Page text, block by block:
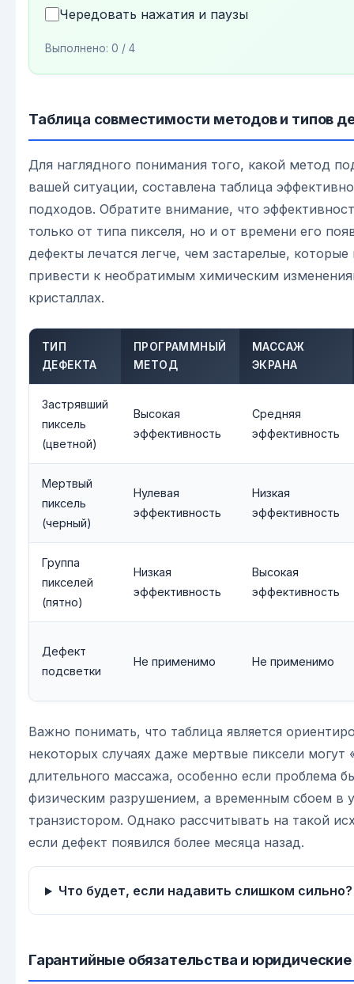
Чередовать нажатия и паузы
Выполнено: 0 / 4
Таблица совместимости методов и типов
Для наглядного понимания того, какой метод
вашей ситуации, составлена таблица
подходов. Обратите внимание, что
только от типа пикселя, но и от времени его
дефекты лечатся легче, чем застарелые, которые
привести к необратимым химическим
кристаллах.
ТИП
ДЕФЕКТА
ПРОГРАММНЫЙ
МЕТОД
МАССАЖ
ЭКРАНА
Застрявший
пиксель
(цветной)
Высокая
эффективность
Средняя
эффективность
Мертвый
пиксель
(черный)
Нулевая
эффективность
Низкая
эффективность
Группа
пикселей
(пятно)
Низкая
эффективность
Высокая
эффективность
Дефект
подсветки
Не применимо Не применимо
Важно понимать, что таблица является
некоторых случаях даже мертвые пиксели могут
длительного массажа, особенно если проблема
физическим разрушением, а временным сбоем в
транзистором. Однако рассчитывать на такой
если дефект появился более месяца назад.
Что будет, если надавить слишком сильно?
Гарантийные обязательства и